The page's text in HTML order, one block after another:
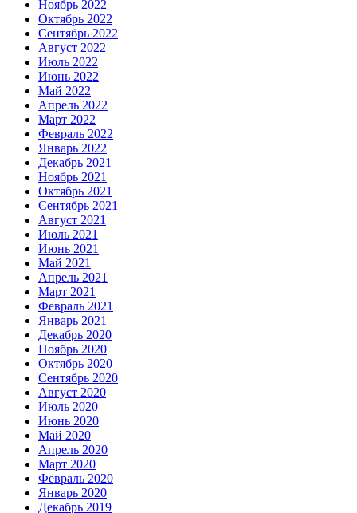
Ноябрь 2022
Октябрь 2022
Сентябрь 2022
Август 2022
Июль 2022
Июнь 2022
Май 2022
Апрель 2022
Март 2022
Февраль 2022
Январь 2022
Декабрь 2021
Ноябрь 2021
Октябрь 2021
Сентябрь 2021
Август 2021
Июль 2021
Июнь 2021
Май 2021
Апрель 2021
Март 2021
Февраль 2021
Январь 2021
Декабрь 2020
Ноябрь 2020
Октябрь 2020
Сентябрь 2020
Август 2020
Июль 2020
Июнь 2020
Май 2020
Апрель 2020
Март 2020
Февраль 2020
Январь 2020
Декабрь 2019